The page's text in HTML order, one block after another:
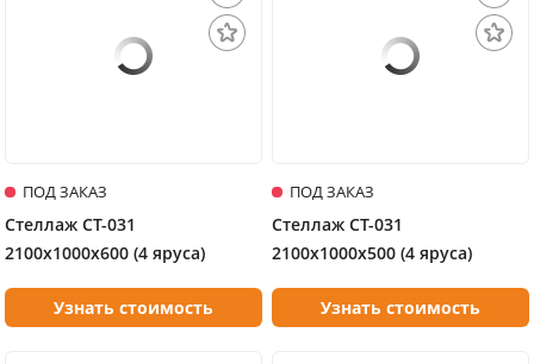
ПОД ЗАКАЗ
Стеллаж СТ-031
2100х1000х600 (4 яруса)
Узнать стоимость
ПОД ЗАКАЗ
Стеллаж СТ-031
2100х1000х500 (4 яруса)
Узнать стоимость